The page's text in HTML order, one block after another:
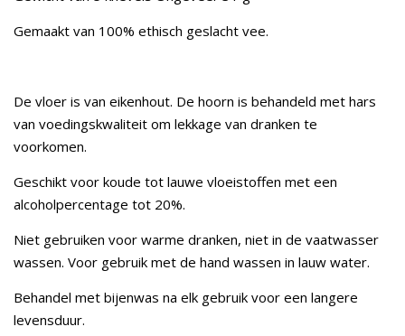
Gemaakt van 100% ethisch geslacht vee.
De vloer is van eikenhout. De hoorn is behandeld met hars
van voedingskwaliteit om lekkage van dranken te
voorkomen.
Geschikt voor koude tot lauwe vloeistoffen met een
alcoholpercentage tot 20%.
Niet gebruiken voor warme dranken, niet in de vaatwasser
wassen. Voor gebruik met de hand wassen in lauw water.
Behandel met bijenwas na elk gebruik voor een langere
levensduur.